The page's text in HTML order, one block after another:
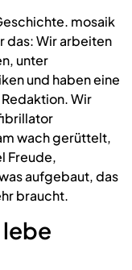
mosaik
das: Wir arbeiten
unter
und haben eine
Wir
wach gerüttelt,
Freude,
aufgebaut, das
braucht.